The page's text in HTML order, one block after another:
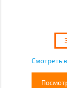
Смотреть